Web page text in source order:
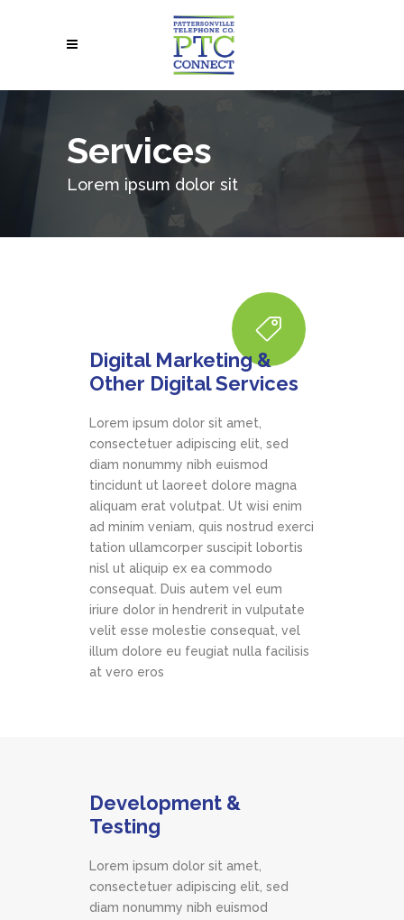
Services
Lorem ipsum dolor sit
Digital Marketing &
Other Digital Services
Lorem ipsum dolor sit amet,
consectetuer adipiscing elit, sed
diam nonummy nibh euismod
tincidunt ut laoreet dolore magna
aliquam erat volutpat. Ut wisi enim
ad minim veniam, quis nostrud exerci
tation ullamcorper suscipit lobortis
nisl ut aliquip ex ea commodo
consequat. Duis autem vel eum
iriure dolor in hendrerit in vulputate
velit esse molestie consequat, vel
illum dolore eu feugiat nulla facilisis
at vero eros
Development &
Testing
Lorem ipsum dolor sit amet,
consectetuer adipiscing elit, sed
diam nonummy nibh euismod